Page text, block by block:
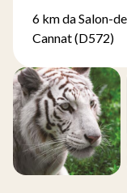
6 km da Salon-
Cannat (D572)